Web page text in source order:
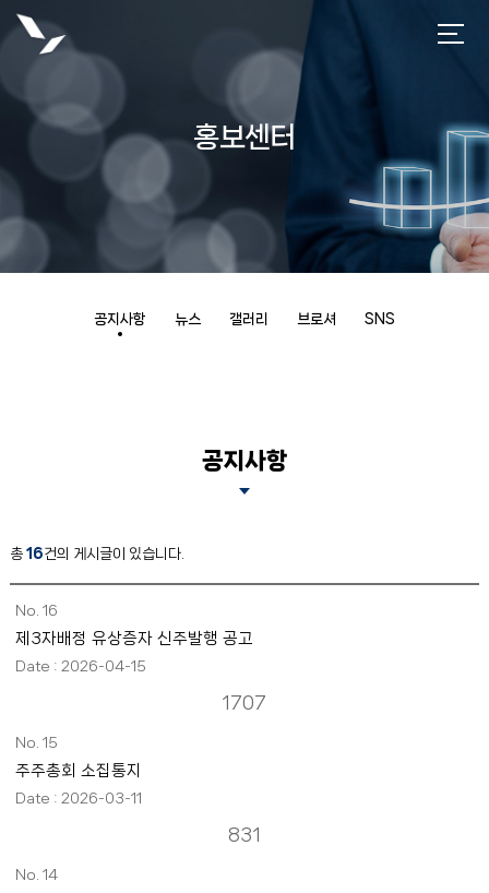
홍보센터
공지사항 뉴스 갤러리 브로셔 SNS
공지사항
총 16건의 게시글이 있습니다.
16
제3자배정 유상증자 신주발행 공고
2026-04-15
1707
15
주주총회 소집통지
2026-03-11
831
14